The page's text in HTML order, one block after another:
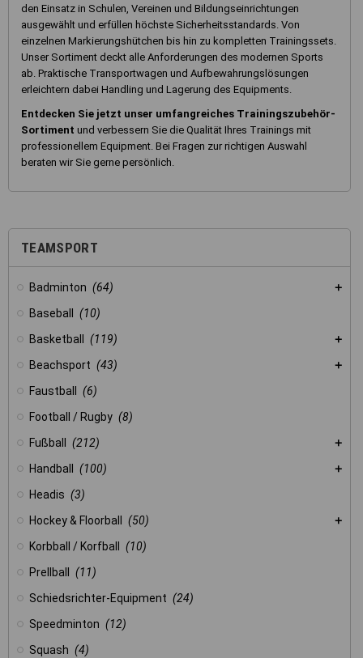
TEAMSPORT
Badminton (64)
Baseball
(10)
Basketball
(119)
Beachsport (43)
Faustball
(6)
Football / Rugby (8)
Fußball
(212)
Handball
(100)
Headis (3)
Hockey & Floorball
(50)
Korbball / Korfball
(10)
Prellball
(11)
Schiedsrichter-Equipment (24)
Speedminton (12)
Squash (4)
den Einsatz in Schulen, Vereinen und Bildungseinrichtungen
ausgewählt und erfüllen höchste Sicherheitsstandards. Von
einzelnen Markierungshütchen bis hin zu kompletten Trainingssets.
Unser Sortiment deckt alle Anforderungen des modernen Sports
ab. Praktische Transportwagen und Aufbewahrungslösungen
erleichtern dabei Handling und Lagerung des Equipments.
Entdecken Sie jetzt unser umfangreiches Trainingszubehör-
Sortiment und verbessern Sie die Qualität Ihres Trainings mit
professionellem Equipment. Bei Fragen zur richtigen Auswahl
beraten wir Sie gerne persönlich.